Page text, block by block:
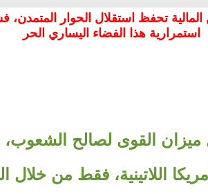
المالية تحفظ استقلال الحوار
استمرارية هذا الفضاء اليساري الحر
القوى لصالح الشعوب،
اللاتينية، فقط من